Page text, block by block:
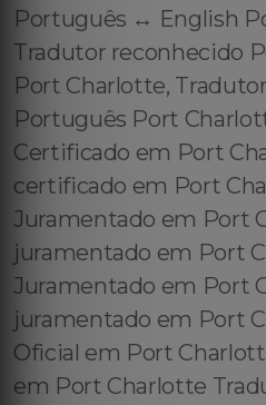
Português ↔️ English
Tradutor reconhecido
Port Charlotte,
Português Port
Certificado em Port
certificado em Port
Juramentado em Port
juramentado em Port
Juramentado em Port
juramentado em Port
Oficial em Port
em Port Charlotte